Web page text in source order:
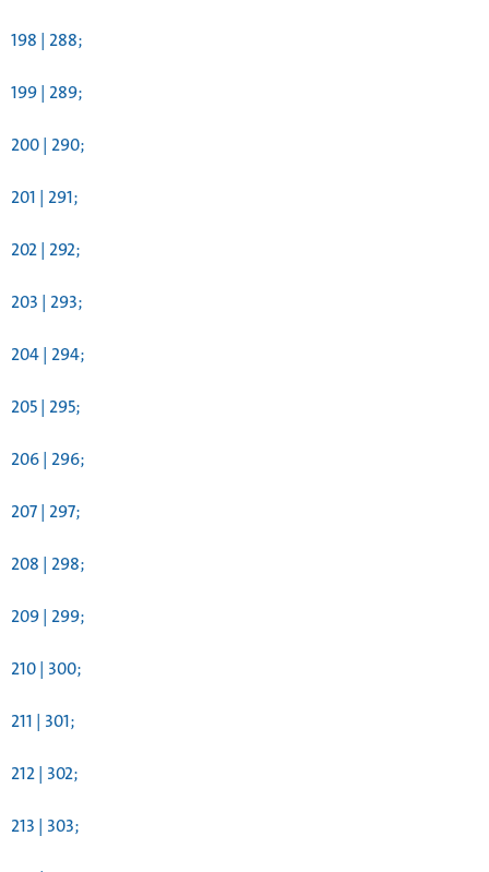
198 | 288;
199 | 289;
200 | 290;
201 | 291;
202 | 292;
203 | 293;
204 | 294;
205 | 295;
206 | 296;
207 | 297;
208 | 298;
209 | 299;
210 | 300;
211 | 301;
212 | 302;
213 | 303;